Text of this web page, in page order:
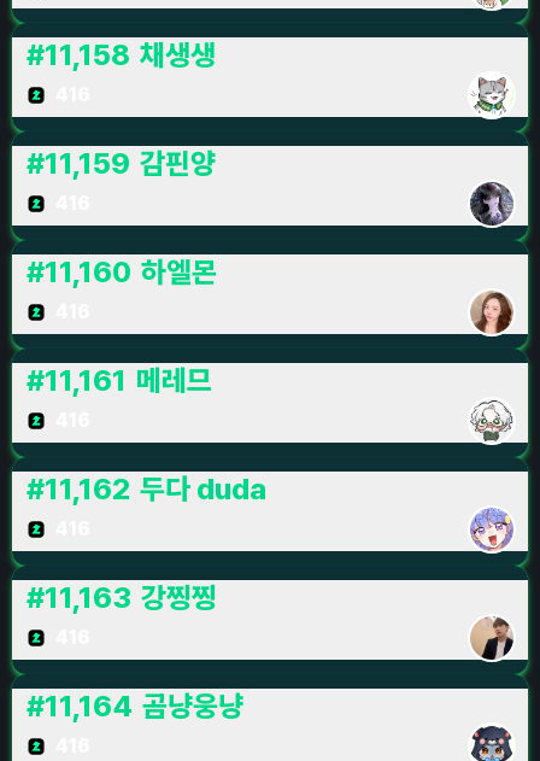
#11,158 채생생
#11,159 감핀양
#11,160 하엘몬
#11,161 메레므
#11,162 두다 duda
#11,163 강찡찡
#11,164 곰냥웅냥